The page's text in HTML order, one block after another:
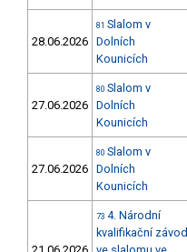
28.06.2026
81 Slalom v
Dolních
Kounicích
27.06.2026
80 Slalom v
Dolních
Kounicích
27.06.2026
80 Slalom v
Dolních
Kounicích
73 4. Národní
kvalifikační závod